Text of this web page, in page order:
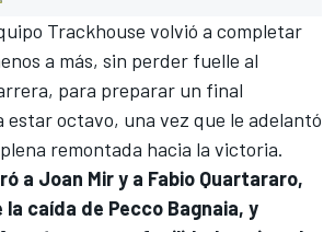
Trackhouse volvió a completar
a más, sin perder fuelle al
para preparar un final
estar octavo, una vez que le adelantó
remontada hacia la victoria.
a Joan Miry a Fabio Quartararo,
la caída de Pecco Bagnaia, y